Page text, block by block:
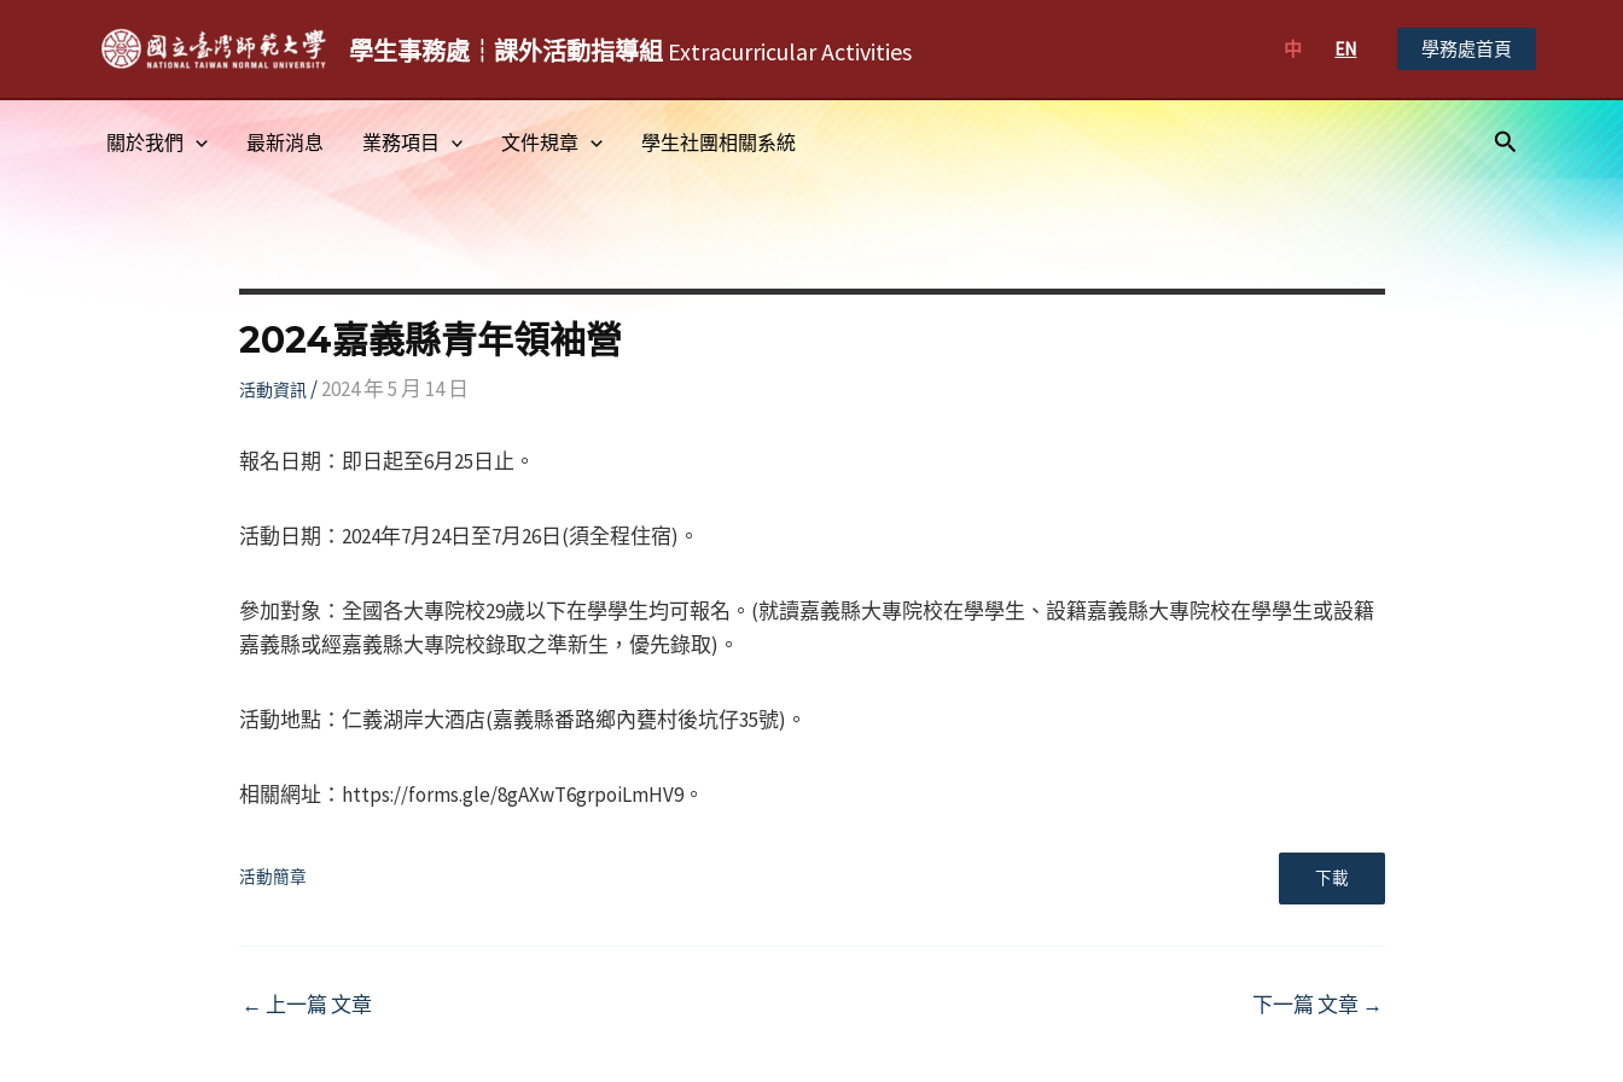
學生事務處┆課外活動指導組 Extracurricular Activities 中 EN 學務處首頁
關於我們 最新消息 業務項目 文件規章 學生社團相關系統
搜
尋
2024嘉義縣青年領袖營
活動資訊/2024 年 5 月 14 日
報名日期：即日起至6月25日止。
活動日期：2024年7月24日至7月26日(須全程住宿)。
參加對象：全國各大專院校29歲以下在學學生均可報名。(就讀嘉義縣大專院校在學學生、設籍嘉義縣大專院校在學學生或設籍
嘉義縣或經嘉義縣大專院校錄取之準新生，優先錄取)。
活動地點：仁義湖岸大酒店(嘉義縣番路鄉內甕村後坑仔35號)。
相關網址：https://forms.gle/8gAXwT6grpoiLmHV9。
活動簡章 下載
Post
← 上一篇 文章 下一篇 文章 →